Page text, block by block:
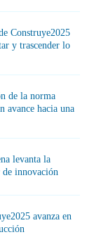
Construye2025
y trascender lo
de la norma
avance hacia una
levanta la
innovación
avanza en